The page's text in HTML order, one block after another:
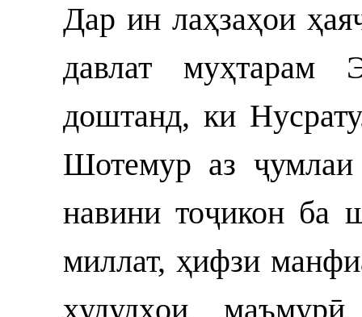
Дар ин лаҳзаҳои
давлат муҳтарам
доштанд, ки
Шотемур аз ҷумлаи
навини тоҷикон ба
миллат, ҳифзи
ҳудудҳои